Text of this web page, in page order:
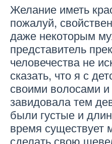
Желание иметь
пожалуй,
даже некоторым
представитель
человечества не
сказать, что я с
своими волосами и
завидовала тем
были густые и
время существует
сделать свою